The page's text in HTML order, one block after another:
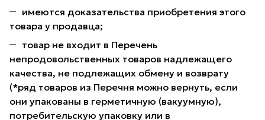
имеются доказательства приобретения этого
товара у продавца;
товар не входит в Перечень
непродовольственных товаров надлежащего
качества, не подлежащих обмену и возврату
(*ряд товаров из Перечня можно вернуть, если
они упакованы в герметичную (вакуумную),
потребительскую упаковку или в